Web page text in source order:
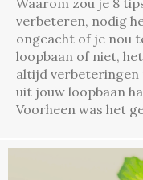
verbeteren, nodig
ongeacht of je nou
loopbaan of niet,
altijd verbeteringen
uit jouw loopbaan
Voorheen was het